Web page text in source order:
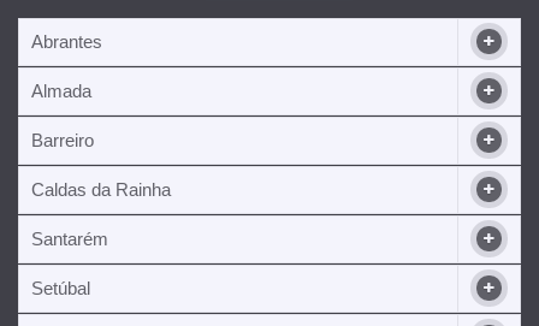
Abrantes
Almada
Barreiro
Caldas da Rainha
Santarém
Setúbal